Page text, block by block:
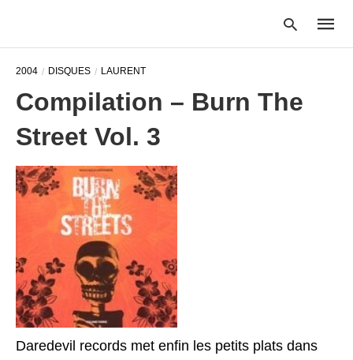
2004 DISQUES LAURENT
Compilation – Burn The
Street Vol. 3
Daredevil records met enfin les petits plats dans